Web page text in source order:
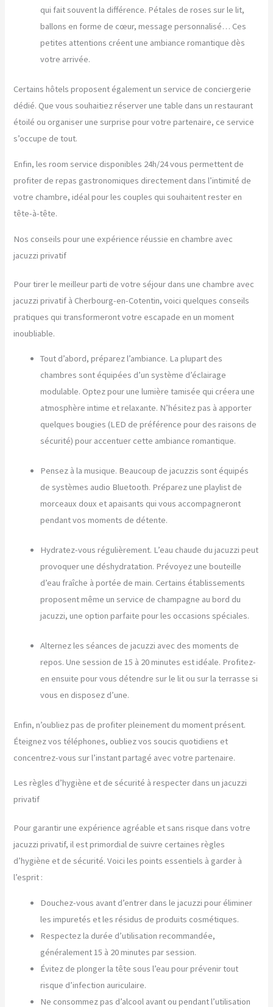
qui fait souvent la différence. Pétales de roses sur le lit,
ballons en forme de cœur, message personnalisé… Ces
petites attentions créent une ambiance romantique dès
votre arrivée.
Certains hôtels proposent également un service de conciergerie
dédié. Que vous souhaitiez réserver une table dans un restaurant
étoilé ou organiser une surprise pour votre partenaire, ce service
s’occupe de tout.
Enfin, les room service disponibles 24h/24 vous permettent de
profiter de repas gastronomiques directement dans l’intimité de
votre chambre, idéal pour les couples qui souhaitent rester en
tête-à-tête.
Nos conseils pour une expérience réussie en chambre avec
jacuzzi privatif
Pour tirer le meilleur parti de votre séjour dans une chambre avec
jacuzzi privatif à Cherbourg-en-Cotentin, voici quelques conseils
pratiques qui transformeront votre escapade en un moment
inoubliable.
Tout d’abord, préparez l’ambiance. La plupart des
chambres sont équipées d’un système d’éclairage
modulable. Optez pour une lumière tamisée qui créera une
atmosphère intime et relaxante. N’hésitez pas à apporter
quelques bougies (LED de préférence pour des raisons de
sécurité) pour accentuer cette ambiance romantique.
Pensez à la musique. Beaucoup de jacuzzis sont équipés
de systèmes audio Bluetooth. Préparez une playlist de
morceaux doux et apaisants qui vous accompagneront
pendant vos moments de détente.
Hydratez-vous régulièrement. L’eau chaude du jacuzzi peut
provoquer une déshydratation. Prévoyez une bouteille
d’eau fraîche à portée de main. Certains établissements
proposent même un service de champagne au bord du
jacuzzi, une option parfaite pour les occasions spéciales.
Alternez les séances de jacuzzi avec des moments de
repos. Une session de 15 à 20 minutes est idéale. Profitez-
en ensuite pour vous détendre sur le lit ou sur la terrasse si
vous en disposez d’une.
Enfin, n’oubliez pas de profiter pleinement du moment présent.
Éteignez vos téléphones, oubliez vos soucis quotidiens et
concentrez-vous sur l’instant partagé avec votre partenaire.
Les règles d’hygiène et de sécurité à respecter dans un jacuzzi
privatif
Pour garantir une expérience agréable et sans risque dans votre
jacuzzi privatif, il est primordial de suivre certaines règles
d’hygiène et de sécurité. Voici les points essentiels à garder à
l’esprit :
Douchez-vous avant d’entrer dans le jacuzzi pour éliminer
les impuretés et les résidus de produits cosmétiques.
Respectez la durée d’utilisation recommandée,
généralement 15 à 20 minutes par session.
Évitez de plonger la tête sous l’eau pour prévenir tout
risque d’infection auriculaire.
Ne consommez pas d’alcool avant ou pendant l’utilisation